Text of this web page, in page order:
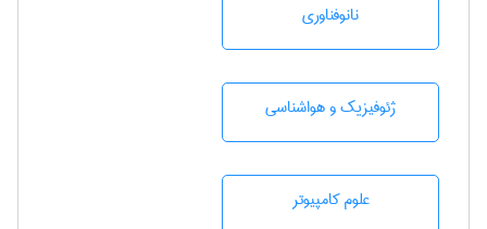
نانوفناوری
ژئوفيزيك و هواشناسی
علوم کامپیوتر